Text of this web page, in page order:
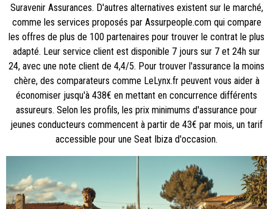
Suravenir Assurances. D'autres alternatives existent sur le marché,
comme les services proposés par Assurpeople.com qui compare
les offres de plus de 100 partenaires pour trouver le contrat le plus
adapté. Leur service client est disponible 7 jours sur 7 et 24h sur
24, avec une note client de 4,4/5. Pour trouver l'assurance la moins
chère, des comparateurs comme LeLynx.fr peuvent vous aider à
économiser jusqu'à 438€ en mettant en concurrence différents
assureurs. Selon les profils, les prix minimums d'assurance pour
jeunes conducteurs commencent à partir de 43€ par mois, un tarif
accessible pour une Seat Ibiza d'occasion.